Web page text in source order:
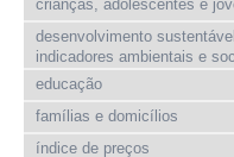
crianças, adolescentes e
desenvolvimento
indicadores ambientais e
educação
famílias e domicílios
índice de preços